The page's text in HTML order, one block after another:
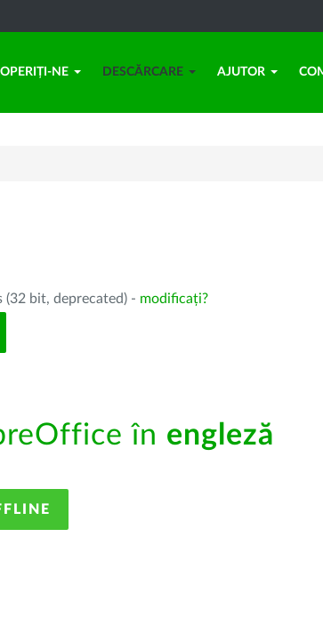
NE DESCĂRCARE AJUTOR
bit, deprecated) - modificați?
în engleză